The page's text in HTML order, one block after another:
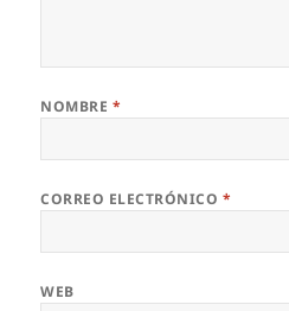
NOMBRE *
CORREO ELECTRÓNICO *
WEB